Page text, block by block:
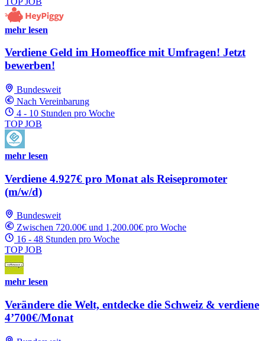
mehr lesen
Verdiene Geld im Homeoffice mit Umfragen! Jetzt
bewerben!
Bundesweit
Nach Vereinbarung
4 - 10 Stunden pro Woche
TOP JOB
mehr lesen
Verdiene 4.927€ pro Monat als Reisepromoter
(m/w/d)
Bundesweit
Zwischen 720.00€ und 1,200.00€ pro Woche
16 - 48 Stunden pro Woche
TOP JOB
mehr lesen
Verändere die Welt, entdecke die Schweiz & verdiene
4’700€/Monat